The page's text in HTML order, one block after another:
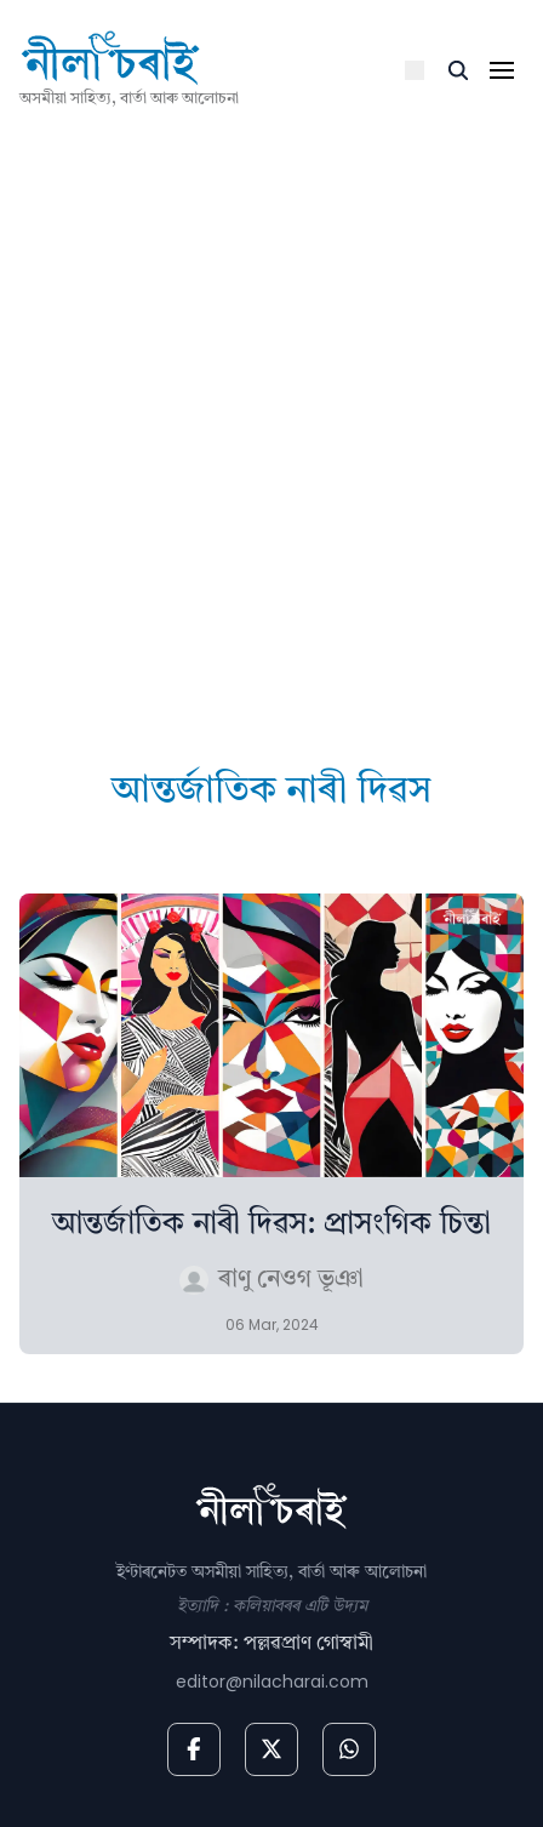
অসমীয়া সাহিত্য, বাৰ্তা আৰু আলোচনা
আন্তৰ্জাতিক নাৰী দিৱস
আন্তৰ্জাতিক নাৰী দিৱস: প্ৰাসংগিক চিন্তা
ৰাণু নেওগ ভূঞা
06 Mar, 2024
ইণ্টাৰনেটত অসমীয়া সাহিত্য, বাৰ্তা আৰু আলোচনা
ইত্যাদি : কলিয়াবৰৰ এটি উদ্যম
সম্পাদক: পল্লৱপ্ৰাণ গোস্বামী
editor@nilacharai.com